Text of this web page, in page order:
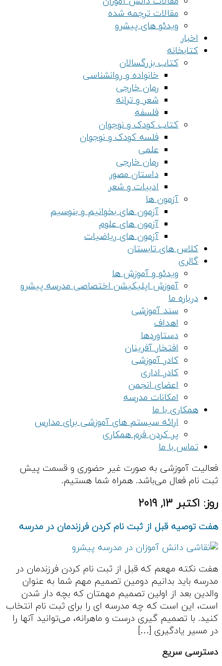
مقالات ترجمه شده
ویدئو های پیشرو
اخبار
کتابخانه
کتاب بزرگسالان
خانواده و روانشناسی
رمان خارجی
شعر و ترانه
فلسفه
کتاب کودک و نوجوان
فلسه کودک و نوجوان
علمی
رمان خارجی
داستان مصور
ادبیات و شعر
آزمون ها
آزمون های بخوانیم و بنوسیم
آزمون های علوم
آزمون های ریاضیات
کلاس های تابستان
گالری
ویدئو و آموزش ها
آموزش اپلیکیشن اختصاصی مدرسه پیشرو
درباره ما
سند آموزشی
اهداف
دستاوردها
افتخار آفرینان
کادر آموزشی
کادر اداری
اعضای انجمن
امکانات مدرسه
همکاری با ما
ارائه سیستم های آموزشی برای مدارس
پر کردن فرم همکاری
تماس با ما
فعالیت آموزشی به صورت غیر حضوری و قسمت پیش
ثبت نام فعال می‌باشد. همراه شما هستیم.
روز: اکتبر 13, 2019
هفت توصیه قبل از ثبت نام کردن فرزندمان در مدرسه
هفت نکته مهعم که قبل از ثبت نام کردن فرزندمان در
مدرسه باید بدانیم دومین تصمیم مهم شما به عنوان
والدین بعد از اولین تصمیم مهمتان که بچه دار شدن
است، این است که چه مدرسه ای را برای ثبت نام انتخاب
کنید. با تصمیم گیری درست و ماهرانه، می‌توانید آنها را
در مسیر یادگیری […]
دسترسی سریع